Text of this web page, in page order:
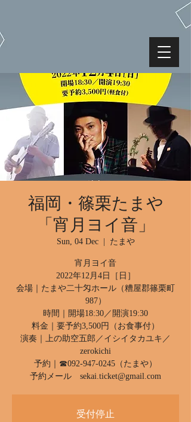
福岡・篠栗たまや
「宵月ヨイ音」
Sun, 04 Dec
  |
たまや
宵月ヨイ音
2022年12月4日［日］
会場｜たまや二十匁ホール（糟屋郡篠栗町
987）
時間｜開場18:30／開演19:30
料金｜要予約3,500円（お食事付）
演奏｜上の助空五郎／イシイタカユキ／
zerokichi
予約｜☎︎092-947-0245（たまや）
予約メール sekai.ticket@gmail.com
受付停止